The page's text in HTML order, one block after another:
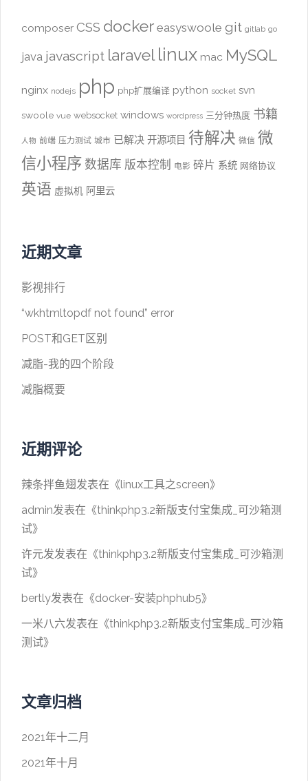
composer CSS docker easyswoole git gitlab go
java javascript laravel linux mac MySQL
nginx nodejs php php扩展编译 python socket svn
swoole vue websocket windows wordpress 三分钟热度 书籍
人物 前端 压力测试 城市 已解决 开源项目 待解决 微信 微
信小程序 数据库 版本控制 电影 碎片 系统 网络协议
英语 虚拟机 阿里云
近期文章
影视排行
“wkhtmltopdf not found” error
POST和GET区别
减脂-我的四个阶段
减脂概要
近期评论
辣条拌鱼翅发表在《linux工具之screen》
admin发表在《thinkphp3.2新版支付宝集成_可沙箱测
试》
许元发发表在《thinkphp3.2新版支付宝集成_可沙箱测
试》
bertly发表在《docker-安装phphub5》
一米八六发表在《thinkphp3.2新版支付宝集成_可沙箱
测试》
文章归档
2021年十二月
2021年十月